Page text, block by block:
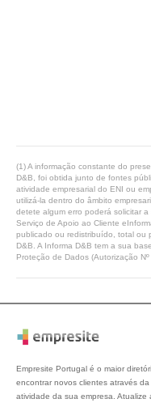
(1) A informação constante do
D&B, foi obtida junto de fontes
atividade empresarial do ENI ou
utilizá-la dentro do âmbito
detete algum erro poderá solicitar
Serviço de Apoio ao Cliente
publicado ou redistribuído, total ou
D&B. A Informa D&B tem a sua
Proteção de Dados (Autorização
Empresite Portugal é o maior
encontrar novos clientes através
atividade da sua empresa.